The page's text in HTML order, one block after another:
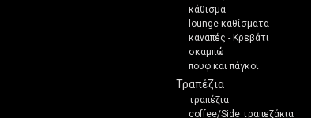
κάθισμα
lounge καθίσματα
καναπές - Κρεβάτι
σκαμπώ
πουφ και πάγκοι
Τραπέζια
τραπέζια
coffee/Side τραπεζάκια